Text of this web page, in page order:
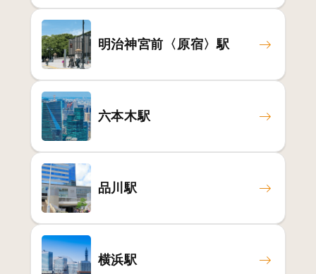
明治神宮前〈原宿〉駅
六本木駅
品川駅
横浜駅